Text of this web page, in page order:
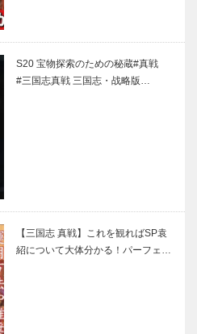
S20 宝物探索のための秘蔵#真戦
#三国志真戦 三国志・战略版…
【三国志 真戦】これを観ればSP袁
紹について大体分かる！パーフェ…